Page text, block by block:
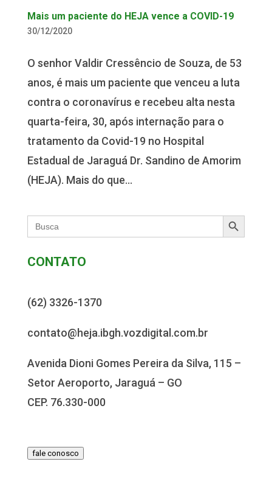
Mais um paciente do HEJA vence a COVID-19
30/12/2020
O senhor Valdir Cressêncio de Souza, de 53
anos, é mais um paciente que venceu a luta
contra o coronavírus e recebeu alta nesta
quarta-feira, 30, após internação para o
tratamento da Covid-19 no Hospital
Estadual de Jaraguá Dr. Sandino de Amorim
(HEJA). Mais do que...
Search
for:
Search Button
CONTATO
(62) 3326-1370
contato@heja.ibgh.vozdigital.com.br
Avenida Dioni Gomes Pereira da Silva, 115 –
Setor Aeroporto, Jaraguá – GO
CEP. 76.330-000
fale conosco